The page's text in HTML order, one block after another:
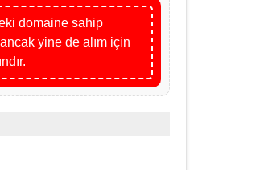
domaine sahip
yine de alım için bir